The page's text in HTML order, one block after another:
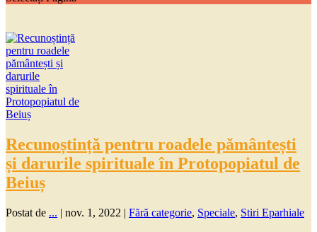
Recunoștință pentru roadele pământești
și darurile spirituale în Protopopiatul de
Beiuș
Postat de ... | nov. 1, 2022 | Fără categorie, Speciale, Stiri Eparhiale